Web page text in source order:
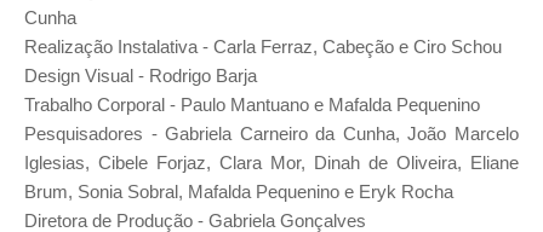
Cunha
Realização Instalativa - Carla Ferraz, Cabeção e Ciro Schou
Design Visual - Rodrigo Barja
Trabalho Corporal - Paulo Mantuano e Mafalda Pequenino
Pesquisadores - Gabriela Carneiro da Cunha, João Marcelo
Iglesias, Cibele Forjaz, Clara Mor, Dinah de Oliveira, Eliane
Brum, Sonia Sobral, Mafalda Pequenino e Eryk Rocha
Diretora de Produção - Gabriela Gonçalves